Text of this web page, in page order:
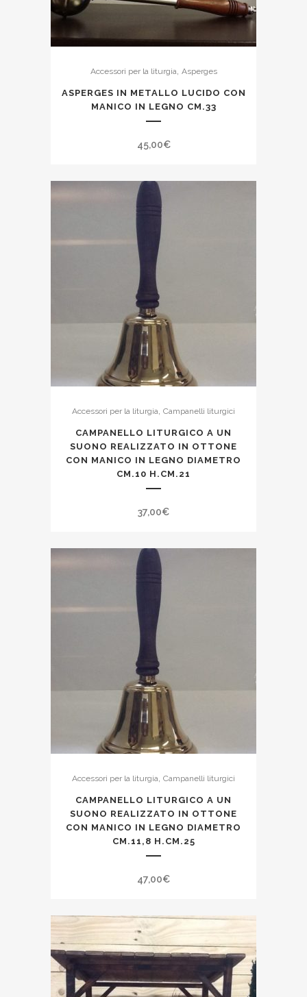
Accessori per la liturgia Asperges
ASPERGES IN METALLO LUCIDO CON
MANICO IN LEGNO CM.33
45,00€
Accessori per la liturgia Campanelli liturgici
CAMPANELLO LITURGICO A UN
SUONO REALIZZATO IN OTTONE
CON MANICO IN LEGNO DIAMETRO
CM.10 H.CM.21
37,00€
Accessori per la liturgia Campanelli liturgici
CAMPANELLO LITURGICO A UN
SUONO REALIZZATO IN OTTONE
CON MANICO IN LEGNO DIAMETRO
CM.11,8 H.CM.25
47,00€